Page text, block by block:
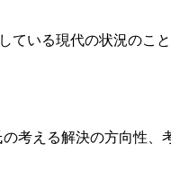
ている現代の状況のこと
考える解決の方向性、